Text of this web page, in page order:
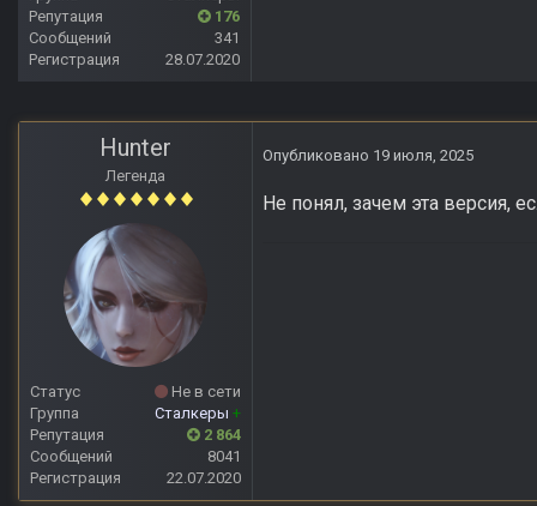
Репутация
176
Сообщений
341
Регистрация
28.07.2020
Hunter
Легенда
Статус
Не в сети
Группа
Сталкеры +
Репутация
2 864
Сообщений
8041
Регистрация
22.07.2020
Опубликовано 19 июля, 2025
Не понял, зачем эта версия,